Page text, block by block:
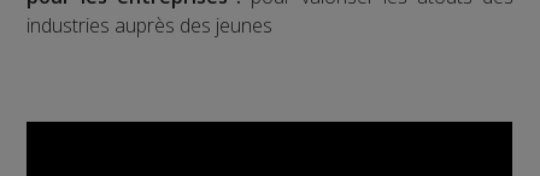
industries auprès des jeunes